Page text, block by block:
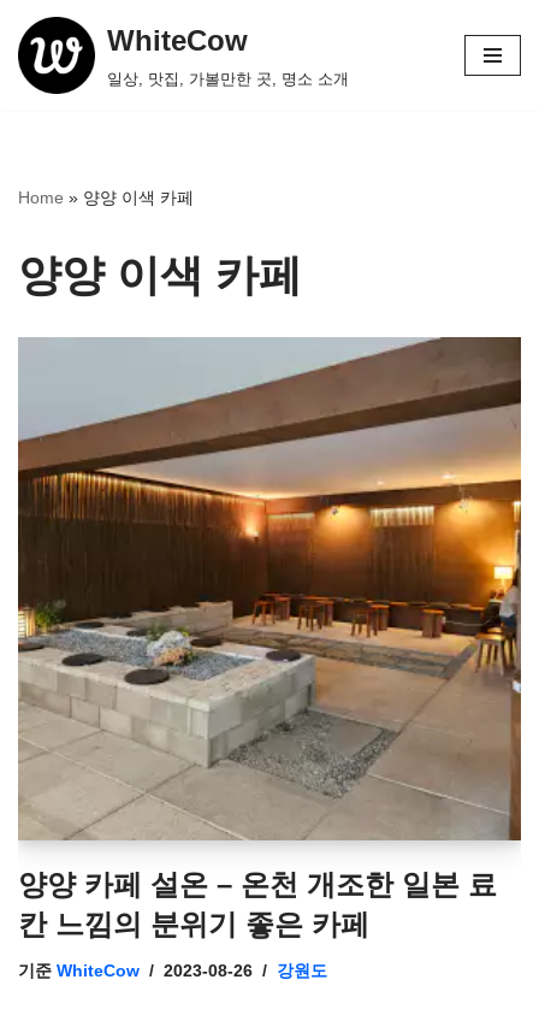
콘
텐
기
WhiteCow
일상, 맛집, 가볼만한 곳, 명소 소개
Home » 양양 이색 카페
양양 이색 카페
양양 카페 설온 – 온천 개조한 일본 료
칸 느낌의 분위기 좋은 카페
기준 WhiteCow 2023-08-26 강원도